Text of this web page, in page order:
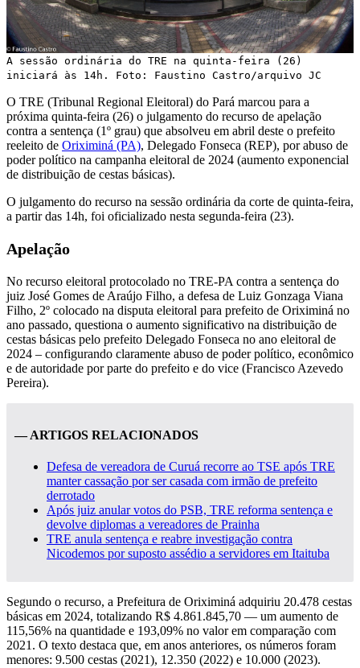
A sessão ordinária do TRE na quinta-feira (26)
iniciará às 14h. Foto: Faustino Castro/arquivo JC
O TRE (Tribunal Regional Eleitoral) do Pará marcou para a
próxima quinta-feira (26) o julgamento do recurso de apelação
contra a sentença (1º grau) que absolveu em abril deste o prefeito
reeleito de Oriximiná (PA), Delegado Fonseca (REP), por abuso de
poder político na campanha eleitoral de 2024 (aumento exponencial
de distribuição de cestas básicas).
O julgamento do recurso na sessão ordinária da corte de quinta-feira,
a partir das 14h, foi oficializado nesta segunda-feira (23).
Apelação
No recurso eleitoral protocolado no TRE-PA contra a sentença do
juiz José Gomes de Araújo Filho, a defesa de Luiz Gonzaga Viana
Filho, 2º colocado na disputa eleitoral para prefeito de Oriximiná no
ano passado, questiona o aumento significativo na distribuição de
cestas básicas pelo prefeito Delegado Fonseca no ano eleitoral de
2024 – configurando claramente abuso de poder político, econômico
e de autoridade por parte do prefeito e do vice (Francisco Azevedo
Pereira).
— ARTIGOS RELACIONADOS
Defesa de vereadora de Curuá recorre ao TSE após TRE
manter cassação por ser casada com irmão de prefeito
derrotado
Após juiz anular votos do PSB, TRE reforma sentença e
devolve diplomas a vereadores de Prainha
TRE anula sentença e reabre investigação contra
Nicodemos por suposto assédio a servidores em Itaituba
Segundo o recurso, a Prefeitura de Oriximiná adquiriu 20.478 cestas
básicas em 2024, totalizando R$ 4.861.845,70 — um aumento de
115,56% na quantidade e 193,09% no valor em comparação com
2021. O texto destaca que, em anos anteriores, os números foram
menores: 9.500 cestas (2021), 12.350 (2022) e 10.000 (2023).